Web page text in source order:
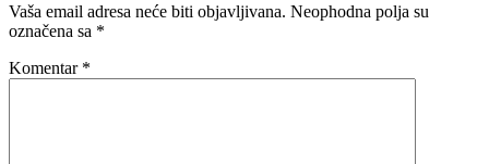
Vaša email adresa neće biti objavljivana. Neophodna polja su
označena sa *
Komentar *